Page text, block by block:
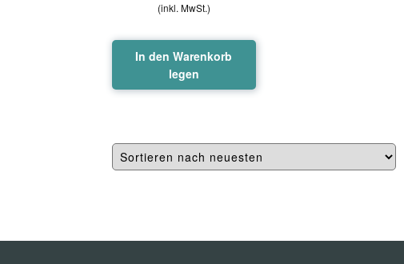
(inkl. MwSt.)
In den Warenkorb
legen